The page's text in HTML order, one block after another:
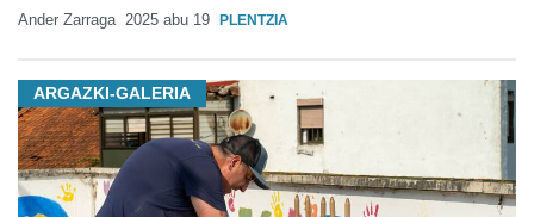
Ander Zarraga 2025 abu 19 PLENTZIA
ARGAZKI-GALERIA